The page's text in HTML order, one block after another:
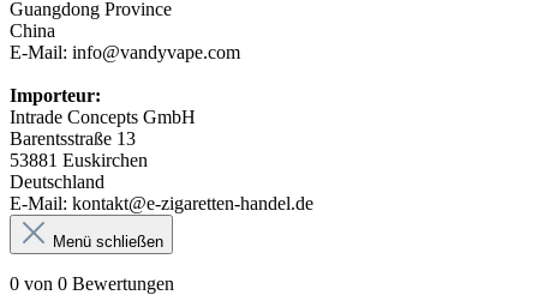
Guangdong Province
China
E-Mail: info@vandyvape.com
Importeur:
Intrade Concepts GmbH
Barentsstraße 13
53881 Euskirchen
Deutschland
E-Mail: kontakt@e-zigaretten-handel.de
Menü schließen
0 von 0 Bewertungen